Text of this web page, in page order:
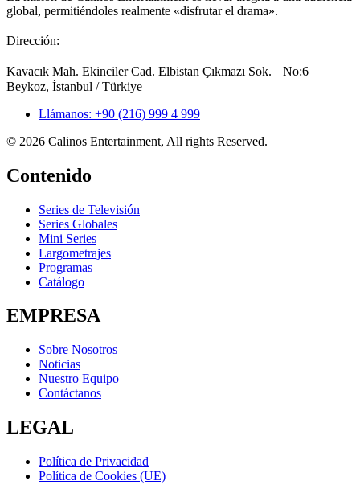
global, permitiéndoles realmente «disfrutar el drama».
Dirección:
Kavacık Mah. Ekinciler Cad. Elbistan Çıkmazı Sok. No:6
Beykoz, İstanbul / Türkiye
Llámanos: +90 (216) 999 4 999
© 2026 Calinos Entertainment, All rights Reserved.
Contenido
Series de Televisión
Series Globales
Mini Series
Largometrajes
Programas
Catálogo
EMPRESA
Sobre Nosotros
Noticias
Nuestro Equipo
Contáctanos
LEGAL
Política de Privacidad
Política de Cookies (UE)